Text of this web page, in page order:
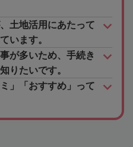
土地活用にあたって
います。
が多いため、手続き
りたいです。
」「おすすめ」って